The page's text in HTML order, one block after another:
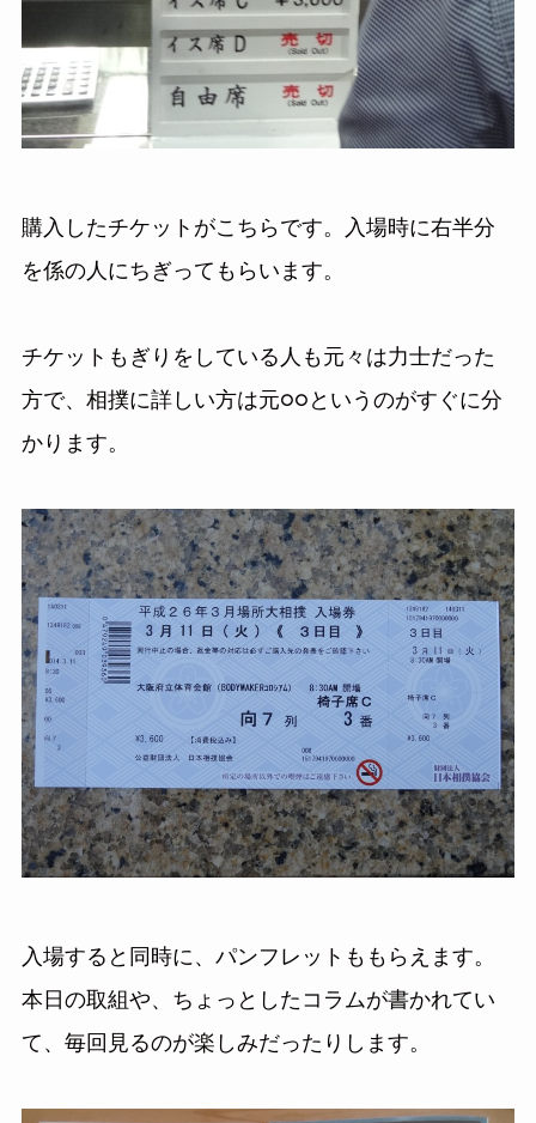
購入したチケットがこちらです。入場時に右半分
を係の人にちぎってもらいます。
チケットもぎりをしている人も元々は力士だった
方で、相撲に詳しい方は元○○というのがすぐに分
かります。
入場すると同時に、パンフレットももらえます。
本日の取組や、ちょっとしたコラムが書かれてい
て、毎回見るのが楽しみだったりします。